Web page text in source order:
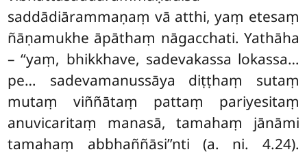
saddādiārammaṇaṃ vā atthi, yaṃ etesaṃ
ñāṇamukhe āpāthaṃ nāgacchati. Yathāha
– ‘‘yaṃ, bhikkhave, sadevakassa lokassa…
pe… sadevamanussāya diṭṭhaṃ sutaṃ
mutaṃ viññātaṃ pattaṃ pariyesitaṃ
anuvicaritaṃ manasā, tamahaṃ jānāmi
tamahaṃ abbhaññāsi’’nti (a. ni. 4.24).